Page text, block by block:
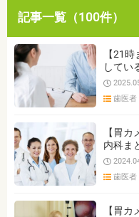
生活
すべて グルメ 美
お役立ち情報
クリア
記事一覧（100件）
【21
してい
歯医者
【胃
内科ま
歯医者
【胃